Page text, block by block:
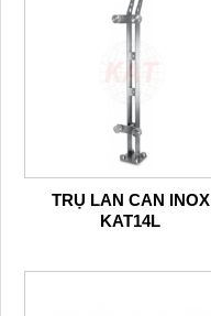
TRỤ LAN CAN INOX
KAT14L